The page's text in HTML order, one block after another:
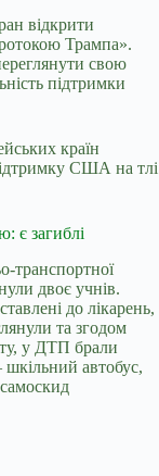
відкрити
Трампа».
свою
підтримки
країн
США на тлі
є загиблі
транспортної
двоє учнів.
до лікарень,
та згодом
у ДТП брали
шкільний автобус,